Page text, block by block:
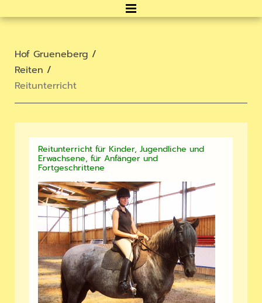
Hof Grueneberg /
Reiten /
Reitunterricht
Reitunterricht für Kinder, Jugendliche und
Erwachsene, für Anfänger und
Fortgeschrittene